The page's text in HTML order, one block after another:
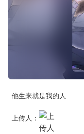
他生来就是我的人
上传人：